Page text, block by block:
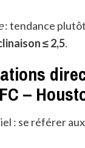
: tendance
≤ 2,5.
–
: se référer